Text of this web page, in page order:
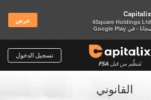
Capitalix
4Square Holdings Ltd
مجانا - في Google Play
عرض
مُنظَّم من قبلFSA
تسجيل الدخول
القانوني